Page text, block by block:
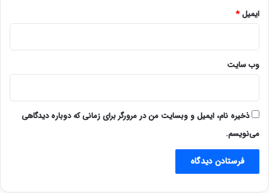
ایمیل*
وب‌ سایت
ذخیره نام، ایمیل و وبسایت من در مرورگر برای زمانی که دوباره دیدگاهی
می‌نویسم.